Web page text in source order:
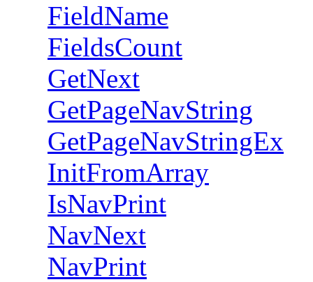
FieldName
FieldsCount
GetNext
GetPageNavString
GetPageNavStringEx
InitFromArray
IsNavPrint
NavNext
NavPrint